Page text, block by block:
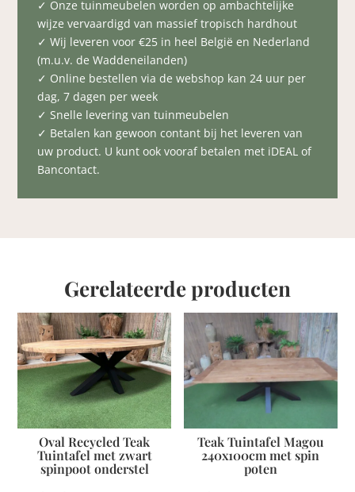
✓ Onze tuinmeubelen worden op ambachtelijke
wijze vervaardigd van massief tropisch hardhout
✓ Wij leveren voor €25 in heel België en Nederland
(m.u.v. de Waddeneilanden)
✓ Online bestellen via de webshop kan 24 uur per
dag, 7 dagen per week
✓ Snelle levering van tuinmeubelen
✓ Betalen kan gewoon contant bij het leveren van
uw product. U kunt ook vooraf betalen met iDEAL of
Bancontact.
Gerelateerde producten
Oval Recycled Teak
Tuintafel met zwart
spinpoot onderstel
Teak Tuintafel Magou
240x100cm met spin
poten